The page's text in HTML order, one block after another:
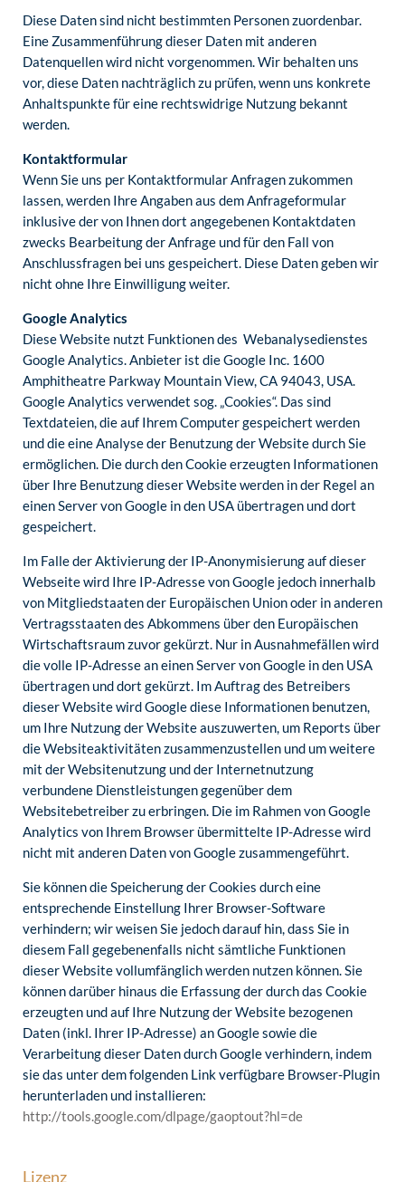
Diese Daten sind nicht bestimmten Personen zuordenbar.
Eine Zusammenführung dieser Daten mit anderen
Datenquellen wird nicht vorgenommen. Wir behalten uns
vor, diese Daten nachträglich zu prüfen, wenn uns konkrete
Anhaltspunkte für eine rechtswidrige Nutzung bekannt
werden.
Kontaktformular
Wenn Sie uns per Kontaktformular Anfragen zukommen
lassen, werden Ihre Angaben aus dem Anfrageformular
inklusive der von Ihnen dort angegebenen Kontaktdaten
zwecks Bearbeitung der Anfrage und für den Fall von
Anschlussfragen bei uns gespeichert. Diese Daten geben wir
nicht ohne Ihre Einwilligung weiter.
Google Analytics
Diese Website nutzt Funktionen des Webanalysedienstes
Google Analytics. Anbieter ist die Google Inc. 1600
Amphitheatre Parkway Mountain View, CA 94043, USA.
Google Analytics verwendet sog. „Cookies“. Das sind
Textdateien, die auf Ihrem Computer gespeichert werden
und die eine Analyse der Benutzung der Website durch Sie
ermöglichen. Die durch den Cookie erzeugten Informationen
über Ihre Benutzung dieser Website werden in der Regel an
einen Server von Google in den USA übertragen und dort
gespeichert.
Im Falle der Aktivierung der IP-Anonymisierung auf dieser
Webseite wird Ihre IP-Adresse von Google jedoch innerhalb
von Mitgliedstaaten der Europäischen Union oder in anderen
Vertragsstaaten des Abkommens über den Europäischen
Wirtschaftsraum zuvor gekürzt. Nur in Ausnahmefällen wird
die volle IP-Adresse an einen Server von Google in den USA
übertragen und dort gekürzt. Im Auftrag des Betreibers
dieser Website wird Google diese Informationen benutzen,
um Ihre Nutzung der Website auszuwerten, um Reports über
die Websiteaktivitäten zusammenzustellen und um weitere
mit der Websitenutzung und der Internetnutzung
verbundene Dienstleistungen gegenüber dem
Websitebetreiber zu erbringen. Die im Rahmen von Google
Analytics von Ihrem Browser übermittelte IP-Adresse wird
nicht mit anderen Daten von Google zusammengeführt.
Sie können die Speicherung der Cookies durch eine
entsprechende Einstellung Ihrer Browser-Software
verhindern; wir weisen Sie jedoch darauf hin, dass Sie in
diesem Fall gegebenenfalls nicht sämtliche Funktionen
dieser Website vollumfänglich werden nutzen können. Sie
können darüber hinaus die Erfassung der durch das Cookie
erzeugten und auf Ihre Nutzung der Website bezogenen
Daten (inkl. Ihrer IP-Adresse) an Google sowie die
Verarbeitung dieser Daten durch Google verhindern, indem
sie das unter dem folgenden Link verfügbare Browser-Plugin
herunterladen und installieren:
http://tools.google.com/dlpage/gaoptout?hl=de
Lizenz